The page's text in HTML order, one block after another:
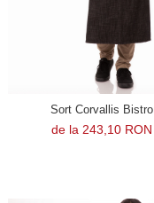
Sort Corvallis Bistro
de la 243,10 RON